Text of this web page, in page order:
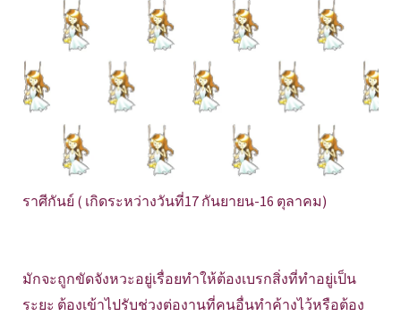
ราศีกันย์ ( เกิดระหว่างวันที่17 กันยายน-16 ตุลาคม)
มักจะถูกขัดจังหวะอยู่เรื่อยทำให้ต้องเบรกสิ่งที่ทำอยู่เป็น
ระยะ ต้องเข้าไปรับช่วงต่องานที่คนอื่นทำค้างไว้หรือต้อง